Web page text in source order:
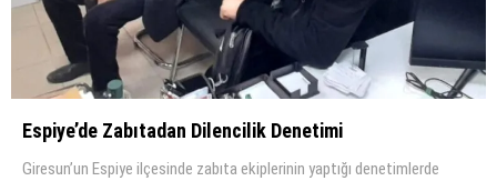
Espiye’de Zabıtadan Dilencilik Denetimi
Giresun’un Espiye ilçesinde zabıta ekiplerinin yaptığı denetimlerde